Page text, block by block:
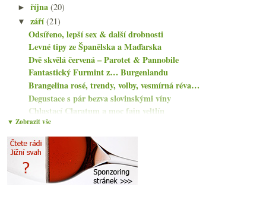
►října(20)
▼září(21)
Odsířeno, lepší sex & další drobnosti
Levné tipy ze Španělska a Maďarska
Dvě skvělá červená – Parotet & Pannobile
Fantastický Furmint z… Burgenlandu
Brangelina rosé, trendy, volby, vesmírná réva…
Degustace s pár bezva slovinskými víny
Chlastací Claratum a moc fajn veltlín
Mladá krev na Somló – Barcza Bálint
Průřezová degustace sortimentem Alifea
Stanko Radikon, trh naturálních vín, předpis pro C...
Bílé Burgundsko a netradiční červené Španělsko
Jura v podání Domaine de la Pinte
Chambolle-Musigny 1966 – 2002
▼ Zobrazit vše